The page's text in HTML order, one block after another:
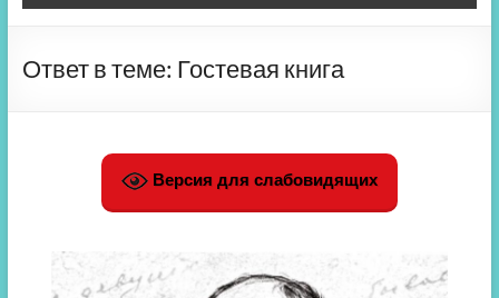
Ответ в теме: Гостевая книга
Версия для слабовидящих